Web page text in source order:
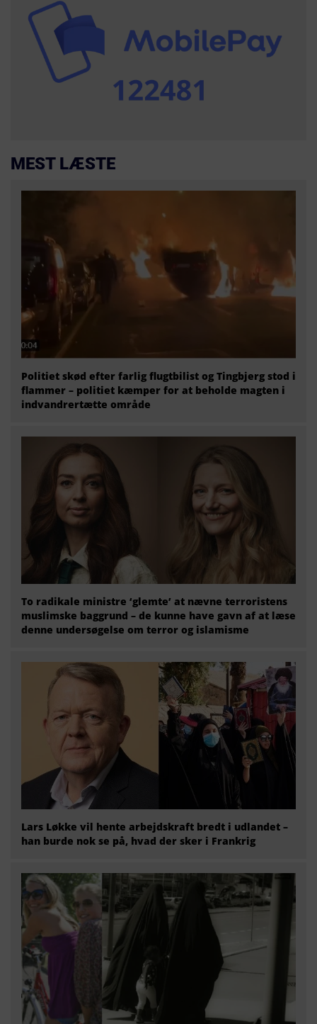
MEST LÆSTE
Politiet skød efter farlig flugtbilist og Tingbjerg stod i
flammer – politiet kæmper for at beholde magten i
indvandrertætte område
To radikale ministre ‘glemte’ at nævne terroristens
muslimske baggrund – de kunne have gavn af at læse
denne undersøgelse om terror og islamisme
Lars Løkke vil hente arbejdskraft bredt i udlandet –
han burde nok se på, hvad der sker i Frankrig